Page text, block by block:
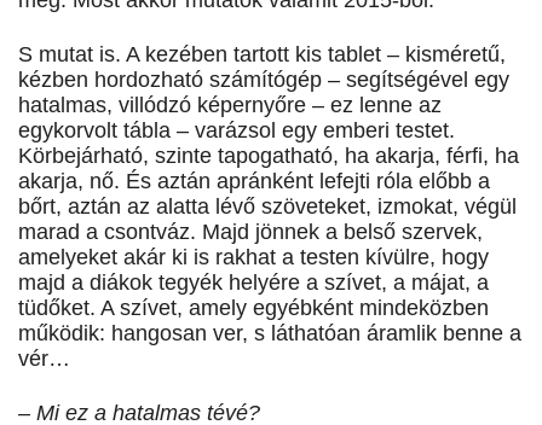
S mutat is. A kezében tartott kis tablet – kisméretű,
kézben hordozható számítógép – segítségével egy
hatalmas, villódzó képernyőre – ez lenne az
egykorvolt tábla – varázsol egy emberi testet.
Körbejárható, szinte tapogatható, ha akarja, férfi, ha
akarja, nő. És aztán apránként lefejti róla előbb a
bőrt, aztán az alatta lévő szöveteket, izmokat, végül
marad a csontváz. Majd jönnek a belső szervek,
amelyeket akár ki is rakhat a testen kívülre, hogy
majd a diákok tegyék helyére a szívet, a májat, a
tüdőket. A szívet, amely egyébként mindeközben
működik: hangosan ver, s láthatóan áramlik benne a
vér…
– Mi ez a hatalmas tévé?